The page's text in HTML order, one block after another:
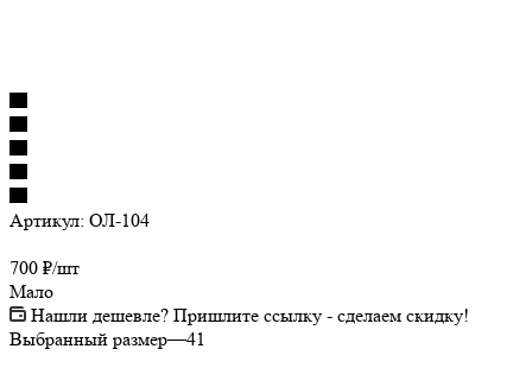
Артикул: ОЛ-104
700 ₽/шт
Мало
Нашли дешевле? Пришлите ссылку - сделаем скидку!
Выбранный размер—41